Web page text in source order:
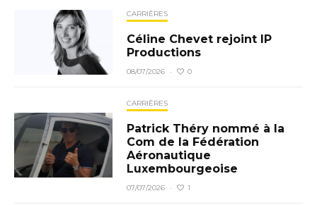
CARRIÈRES
Céline Chevet rejoint IP
Productions
08/07/2026 · 0
CARRIÈRES
Patrick Théry nommé à la
Com de la Fédération
Aéronautique
Luxembourgeoise
07/07/2026 · 1